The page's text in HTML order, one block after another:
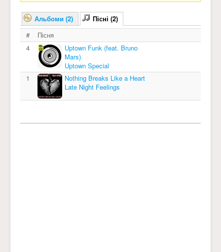
Альбоми (2)
Пісні (2)
#
Пісня
4
Uptown Funk (feat. Bruno
Mars)
Uptown Special
1
Nothing Breaks Like a Heart
Late Night Feelings